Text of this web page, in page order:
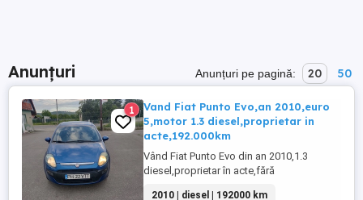
Anunțuri Anunțuri pe pagină: 20 50
1
Vand Fiat Punto Evo,an 2010,euro
5,motor 1.3 diesel,proprietar in
acte,192.000km
Vând Fiat Punto Evo din an 2010,1.3
diesel,proprietar în acte,fără
2010 | diesel | 192000 km